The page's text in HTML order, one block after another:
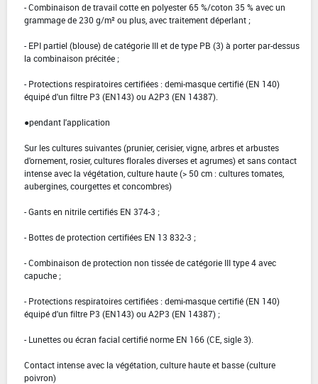
- Combinaison de travail cotte en polyester 65 %/coton 35 % avec un
grammage de 230 g/m² ou plus, avec traitement déperlant ;
- EPI partiel (blouse) de catégorie III et de type PB (3) à porter par-dessus
la combinaison précitée ;
- Protections respiratoires certifiées : demi-masque certifié (EN 140)
équipé d'un filtre P3 (EN143) ou A2P3 (EN 14387).
●pendant l'application
Sur les cultures suivantes (prunier, cerisier, vigne, arbres et arbustes
d'ornement, rosier, cultures florales diverses et agrumes) et sans contact
intense avec la végétation, culture haute (> 50 cm : cultures tomates,
aubergines, courgettes et concombres)
- Gants en nitrile certifiés EN 374-3 ;
- Bottes de protection certifiées EN 13 832-3 ;
- Combinaison de protection non tissée de catégorie III type 4 avec
capuche ;
- Protections respiratoires certifiées : demi-masque certifié (EN 140)
équipé d'un filtre P3 (EN143) ou A2P3 (EN 14387) ;
- Lunettes ou écran facial certifié norme EN 166 (CE, sigle 3).
Contact intense avec la végétation, culture haute et basse (culture
poivron)